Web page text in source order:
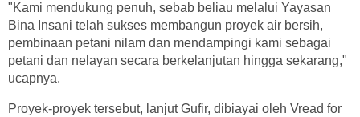
"Kami mendukung penuh, sebab beliau melalui Yayasan
Bina Insani telah sukses membangun proyek air bersih,
pembinaan petani nilam dan mendampingi kami sebagai
petani dan nelayan secara berkelanjutan hingga sekarang,"
ucapnya.
Proyek-proyek tersebut, lanjut Gufir, dibiayai oleh Vread for